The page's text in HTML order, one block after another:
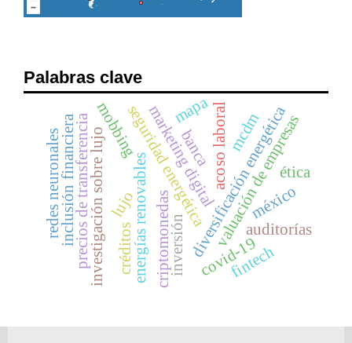
Palabras clave
seguridad energética
energías renovables diversificación energética
marketing digital
lujo
investigación sobre lujo valuación de empresas
covid-19
mobbing acoso laboral
méxico
precios de transferencia auditorías
inclusión financiera criptomonedasinversión fintech
créditos
banca mcdm
mapa
redes neuronales ética